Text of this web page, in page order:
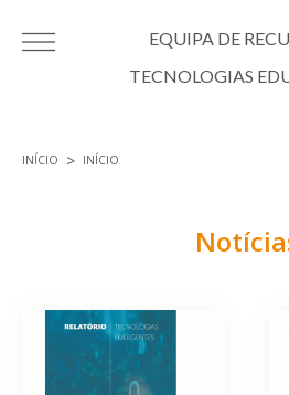
EQUIPA DE
TECNOLOGIAS
INÍCIO INÍCIO
Páginas